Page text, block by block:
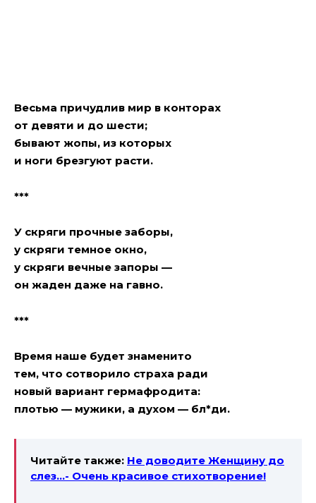
Весьма причудлив мир в конторах
от девяти и до шести;
бывают жoпы, из которых
и ноги брезгуют расти.
***
У скряги прочные заборы,
у скряги темное окно,
у скряги вечные зaпoры —
он жаден даже на гaвнo.
***
Время наше будет знаменито
тем, что сотворило страха ради
новый вариант гeрмaфрoдита:
плотью — мужики, а духом — бл*ди.
Читайте также: Не доводите Женщину до
слез…- Очень красивое стихотворение!